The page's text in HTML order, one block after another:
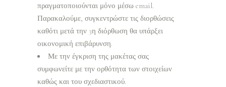
πραγματοποιούνται μόνο μέσω email.
Παρακαλούμε, συγκεντρώστε τις διορθώσεις
καθότι μετά την 3η διόρθωση θα υπάρξει
οικονομική επιβάρυνση.
Με την έγκριση της μακέτας σας
συμφωνείτε με την ορθότητα των στοιχείων
καθώς και του σχεδιαστικού.